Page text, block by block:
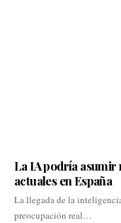
La IA podría asumir
actuales en España
La llegada de la
preocupación real…